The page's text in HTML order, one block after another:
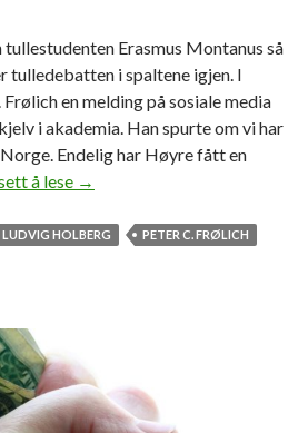
Erasmus Montanus så
tulledebatten i spaltene igjen. I
en melding på sosiale media
i akademia. Han spurte om vi har
Endelig har Høyre fått en
å lese T
l
b
a
t
→
LUDVIG HOLBERG
PETER C. FRØLICH